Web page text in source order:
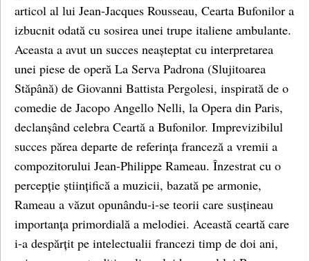
articol al lui Jean-Jacques Rousseau, Cearta Bufonilor a
izbucnit odată cu sosirea unei trupe italiene ambulante.
Aceasta a avut un succes neașteptat cu interpretarea
unei piese de operă La Serva Padrona (Slujitoarea
Stăpână) de Giovanni Battista Pergolesi, inspirată de o
comedie de Jacopo Angello Nelli, la Opera din Paris,
declanșând celebra Ceartă a Bufonilor. Imprevizibilul
succes părea departe de referința franceză a vremii a
compozitorului Jean-Philippe Rameau. Înzestrat cu o
percepție științifică a muzicii, bazată pe armonie,
Rameau a văzut opunându-i-se teorii care susțineau
importanța primordială a melodiei. Această ceartă care
i-a despărțit pe intelectualii francezi timp de doi ani,